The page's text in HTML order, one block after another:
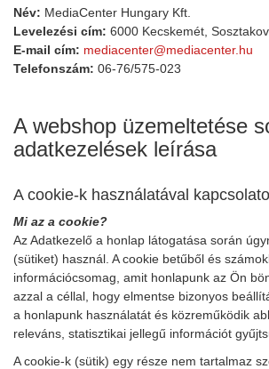
Név: MediaCenter Hungary Kft.
Levelezési cím: 6000 Kecskemét,
E-mail cím: mediacenter@mediacenter.hu
Telefonszám: 06-76/575-023
A webshop üzemeltetése
adatkezelések leírása
A cookie-k használatával
Mi az a cookie?
Az Adatkezelő a honlap látogatása során
(sütiket) használ. A cookie betűből és
információcsomag, amit honlapunk az Ön
azzal a céllal, hogy elmentse bizonyos
a honlapunk használatát és közreműködik
releváns, statisztikai jellegű információt
A cookie-k (sütik) egy része nem tartalmaz